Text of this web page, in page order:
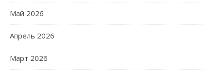
Май 2026
Апрель 2026
Март 2026